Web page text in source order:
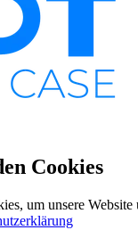
Cookies
um unsere Website